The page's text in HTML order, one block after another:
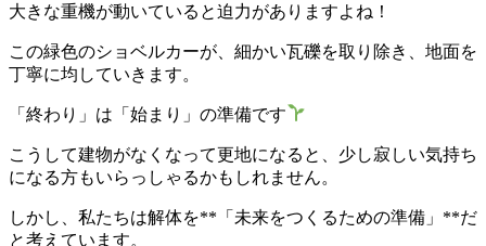
大きな重機が動いていると迫力がありますよね！
この緑色のショベルカーが、細かい瓦礫を取り除き、地面を
丁寧に均していきます。
「終わり」は「始まり」の準備です
こうして建物がなくなって更地になると、少し寂しい気持ち
になる方もいらっしゃるかもしれません。
しかし、私たちは解体を**「未来をつくるための準備」**だ
と考えています。